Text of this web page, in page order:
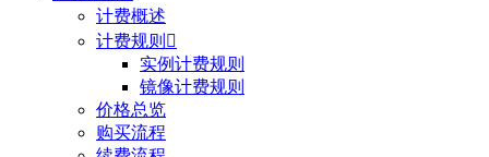
计费概述
计费规则 
实例计费规则
镜像计费规则
价格总览
购买流程